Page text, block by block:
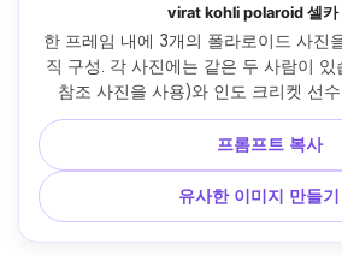
virat kohli polaroid 셀카
한 프레임 내에 3개의 폴라로이드 사진
직 구성. 각 사진에는 같은 두 사람이 있
참조 사진을 사용)와 인도 크리켓 선
Kohli). 프레임은 고전적인 흰색 테두리
자연스럽게 겹친다. 레이아웃: 세 개의
프레임이 세로로 쌓여 약간 겹친다. 위
페나 현대 레스토랑, 따뜻한 저녁 빛, 흐
한 티셔츠나 캐주얼 셔츠, 바지, 시계.
순간: 솔직한 셀카 스타일의 중간 촬영.
프롬프트 복사
유사한 이미지 만들